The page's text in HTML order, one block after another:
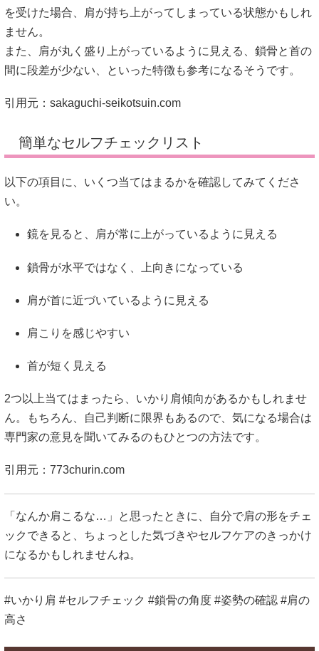
を受けた場合、肩が持ち上がってしまっている状態かもしれ
ません。
また、肩が丸く盛り上がっているように見える、鎖骨と首の
間に段差が少ない、といった特徴も参考になるそうです。
引用元： sakaguchi-seikotsuin.com
簡単なセルフチェックリスト
以下の項目に、いくつ当てはまるかを確認してみてくださ
い。
鏡を見ると、肩が常に上がっているように見える
鎖骨が水平ではなく、上向きになっている
肩が首に近づいているように見える
肩こりを感じやすい
首が短く見える
2つ以上当てはまったら、いかり肩傾向があるかもしれませ
ん。もちろん、自己判断に限界もあるので、気になる場合は
専門家の意見を聞いてみるのもひとつの方法です。
引用元： 773churin.com
「なんか肩こるな…」と思ったときに、自分で肩の形をチェ
ックできると、ちょっとした気づきやセルフケアのきっかけ
になるかもしれませんね。
#いかり肩 #セルフチェック #鎖骨の角度 #姿勢の確認 #肩の
高さ